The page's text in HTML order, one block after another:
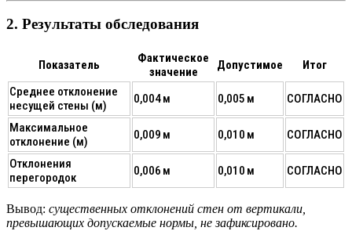
2. Результаты обследования
Показатель
Фактическое
значение
Допустимое
Итог
Среднее отклонение
несущей стены (м)
0,004 м 0,005 м СОГЛАСНО
Максимальное
отклонение (м)
0,009 м 0,010 м СОГЛАСНО
Отклонения
перегородок
0,006 м 0,010 м СОГЛАСНО
Вывод: существенных отклонений стен от вертикали,
превышающих допускаемые нормы, не зафиксировано.